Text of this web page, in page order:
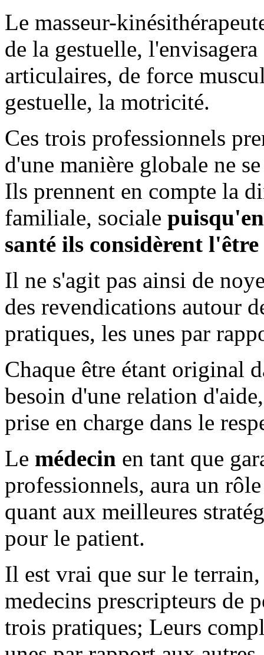
Le masseur-
de la gestuelle,
articulaires, de force
gestuelle, la motricité.
Ces trois professionnels
d'une manière globale ne
Ils prennent en compte la
familiale, sociale
santé ils considèrent
Il ne s'agit pas ainsi de
des revendications autour
pratiques, les unes par
Chaque être étant original
besoin d'une relation
prise en charge dans le
Le médecin en tant que
professionnels, aura un
quant aux meilleures
pour le patient.
Il est vrai que sur le
medecins prescripteurs de
trois pratiques; Leurs